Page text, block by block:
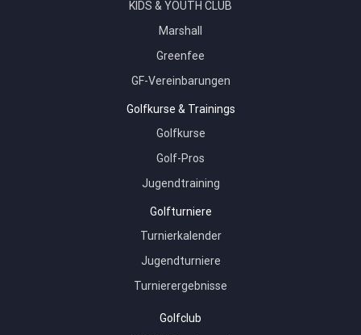
KIDS & YOUTH CLUB
Marshall
Greenfee
GF-Vereinbarungen
Golfkurse & Trainings
Golfkurse
Golf-Pros
Jugendtraining
Golfturniere
Turnierkalender
Jugendturniere
Turnierergebnisse
Golfclub